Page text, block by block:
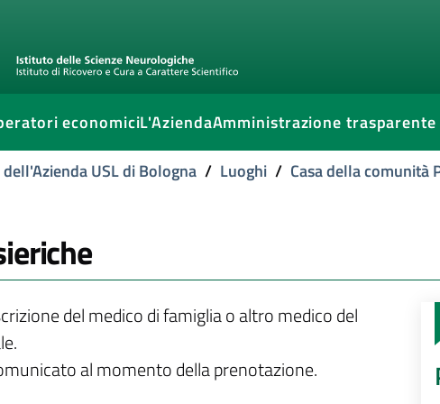
economiciL'AziendaAmministrazione trasparente
USL di Bologna / Luoghi / Casa della comunità
del medico di famiglia o altro medico del
al momento della prenotazione.